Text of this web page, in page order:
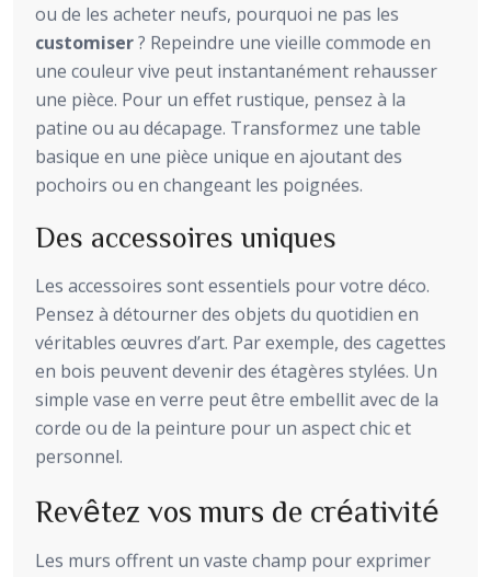
ou de les acheter neufs, pourquoi ne pas les
customiser? Repeindre une vieille commode en
une couleur vive peut instantanément rehausser
une pièce. Pour un effet rustique, pensez à la
patine ou au décapage. Transformez une table
basique en une pièce unique en ajoutant des
pochoirs ou en changeant les poignées.
Des accessoires uniques
Les accessoires sont essentiels pour votre déco.
Pensez à détourner des objets du quotidien en
véritables œuvres d’art. Par exemple, des cagettes
en bois peuvent devenir des étagères stylées. Un
simple vase en verre peut être embellit avec de la
corde ou de la peinture pour un aspect chic et
personnel.
Revêtez vos murs de créativité
Les murs offrent un vaste champ pour exprimer